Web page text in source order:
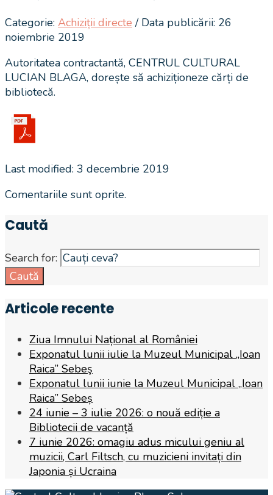
Categorie: Achiziții directe / Data publicării: 26
noiembrie 2019
Autoritatea contractantă, CENTRUL CULTURAL
LUCIAN BLAGA, dorește să achiziționeze cărți de
bibliotecă.
Last modified: 3 decembrie 2019
Comentariile sunt oprite.
Caută
Search for:
Caută
Articole recente
Ziua Imnului Național al României
Exponatul lunii iulie la Muzeul Municipal „Ioan
Raica” Sebeş
Exponatul lunii iunie la Muzeul Municipal „Ioan
Raica” Sebeș
24 iunie – 3 iulie 2026: o nouă ediție a
Bibliotecii de vacanță
7 iunie 2026: omagiu adus micului geniu al
muzicii, Carl Filtsch, cu muzicieni invitați din
Japonia și Ucraina